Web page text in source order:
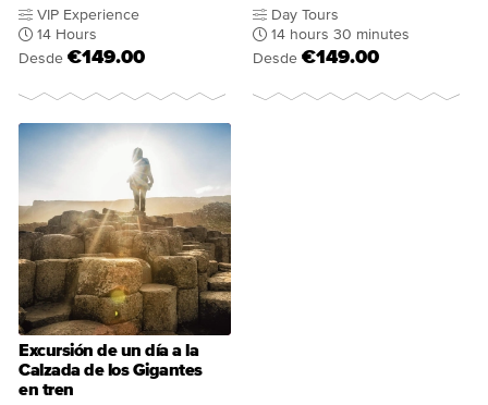
VIP Experience
14 Hours
Desde €149.00
Day Tours
14 hours 30 minutes
Desde €149.00
Excursión de un día a la
Calzada de los Gigantes
en tren